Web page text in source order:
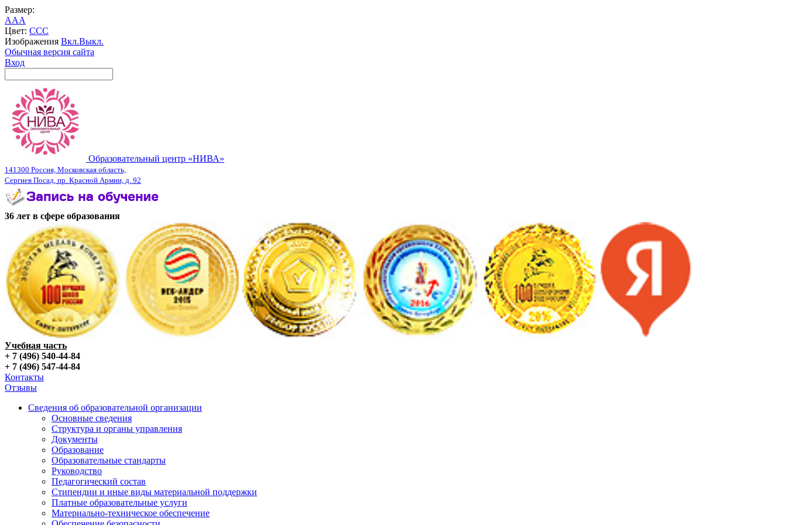
Размер:
AAA
Цвет: CCC
Изображения Вкл.Выкл.
Обычная версия сайта
Вход
Образовательный центр «НИВА»
141300 Россия, Московская область,
Сергиев Посад, пр. Красной Армии, д. 92
36 лет в сфере образования
Учебная часть
+ 7 (496) 540-44-84
+ 7 (496) 547-44-84
Контакты
Отзывы
Сведения об образовательной организации
Основные сведения
Структура и органы управления
Документы
Образование
Образовательные стандарты
Руководство
Педагогический состав
Стипендии и иные виды материальной поддержки
Платные образовательные услуги
Материально-техническое обеспечение